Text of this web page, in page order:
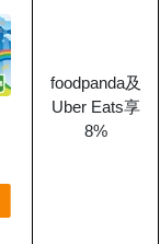
foodpanda及
Uber Eats享
8%